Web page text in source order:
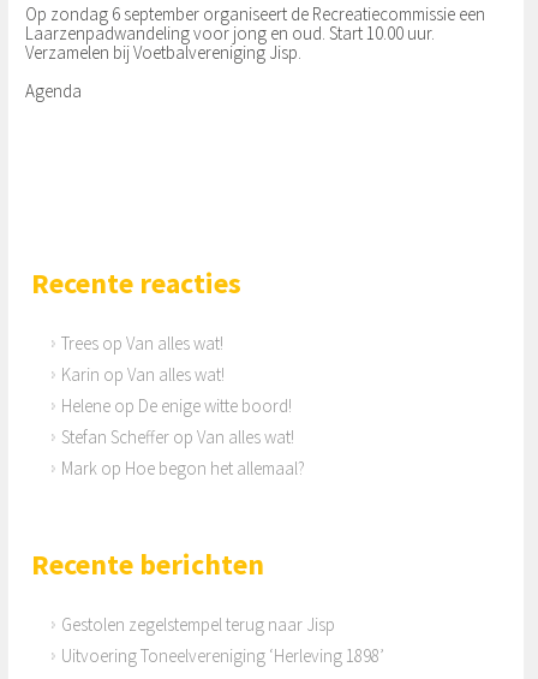
Op zondag 6 september organiseert de Recreatiecommissie een
Laarzenpadwandeling voor jong en oud. Start 10.00 uur.
Verzamelen bij Voetbalvereniging Jisp.
Agenda
Recente reacties
Trees opVan alles wat!
Karin opVan alles wat!
Helene op De enige witte boord!
Stefan Scheffer opVan alles wat!
Mark op Hoe begon het allemaal?
Recente berichten
Gestolen zegelstempel terug naar Jisp
Uitvoering Toneelvereniging ‘Herleving 1898’